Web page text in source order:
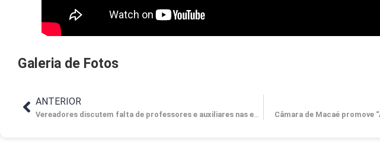
Galeria de Fotos
ANTERIOR
Câmara de Macaé promove